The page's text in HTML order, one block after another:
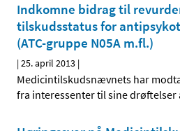
Indkomne bidrag til
tilskudsstatus for
(ATC-gruppe N05A m.fl.)
|25. april 2013 |
Medicintilskudsnævnets har
fra interessenter til sine